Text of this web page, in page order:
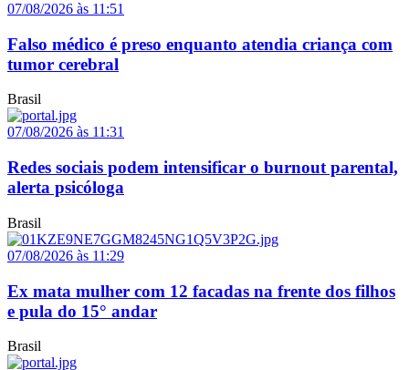
07/08/2026 às 11:51
Falso médico é preso enquanto atendia criança com
tumor cerebral
Brasil
07/08/2026 às 11:31
Redes sociais podem intensificar o burnout parental,
alerta psicóloga
Brasil
07/08/2026 às 11:29
Ex mata mulher com 12 facadas na frente dos filhos
e pula do 15° andar
Brasil